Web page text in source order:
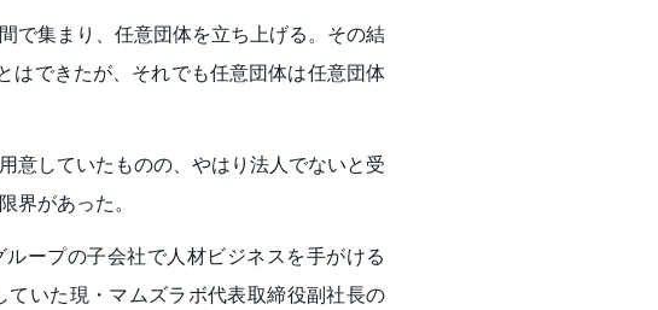
で集まり、任意団体を立ち上げる。その結
はできたが、それでも任意団体は任意団体
意していたものの、やはり法人でないと受
界があった。
ープの子会社で人材ビジネスを手がける
いた現・マムズラボ代表取締役副社長の